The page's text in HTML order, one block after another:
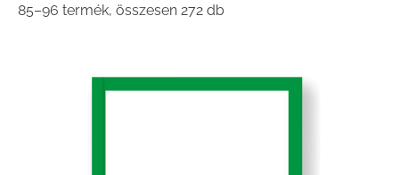
85–96 termék, összesen 272 dbSorted